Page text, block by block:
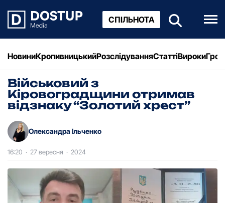
СПІЛЬНОТА
НовиниКропивницькийРозслідуванняСтаттіВироки
Військовий з
Кіровоградщини отримав
відзнаку “Золотий хрест”
Олександра Ільченко
16:20 · 27 вересня · 2024